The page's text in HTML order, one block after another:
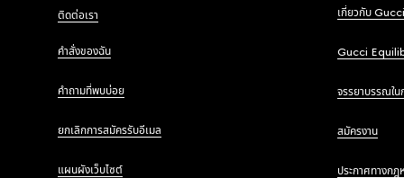
ติดต่อเรา
คำสั่งของฉัน
คำถามที่พบบ่อย
ยกเลิกการสมัครรับอีเมล
แผนผังเว็บไซต์
เกี่ยวกับ Gucci
Gucci
จรรยาบรรณใน
สมัครงาน
ประกาศทางกฎ